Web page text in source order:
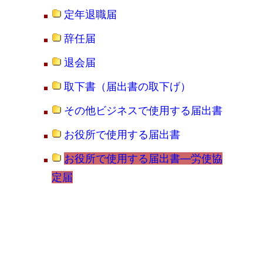
定年退職届
辞任届
退会届
取下書（届出書の取下げ）
その他ビジネスで使用する届出書
お役所で使用する届出書
お役所で使用する届出書―労使協
定届